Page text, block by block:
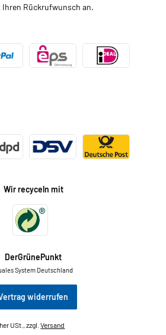
Rückrufwunsch an.
Wir recyceln mit
DerGrünePunkt
System Deutschland
widerrufen
USt., zzgl.Versand